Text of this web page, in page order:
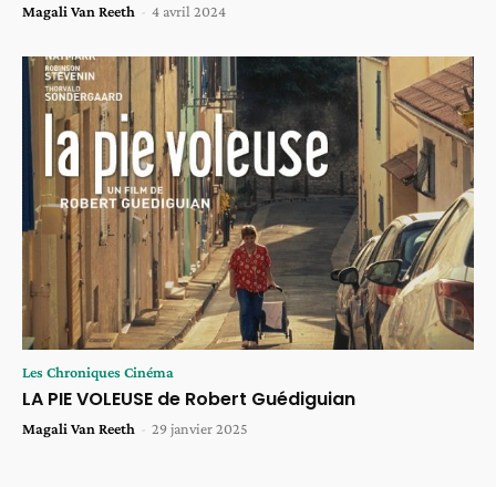
Magali Van Reeth - 4 avril 2024
Les Chroniques Cinéma
LA PIE VOLEUSE de Robert Guédiguian
Magali Van Reeth - 29 janvier 2025